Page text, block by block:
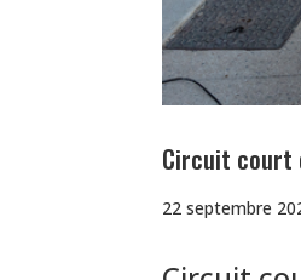
Circuit court
22 septembre